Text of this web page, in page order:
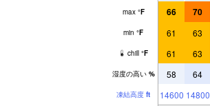
max °F 66 70
min °F 61 63
chill °F 61 63
湿度の高い % 58 64
凍結高度 ft 14600 14800